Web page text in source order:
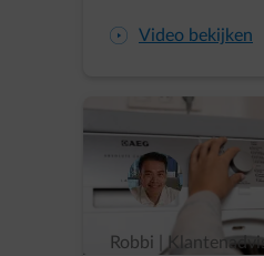
arrow-play-fwd Video bekijken
Robbi |